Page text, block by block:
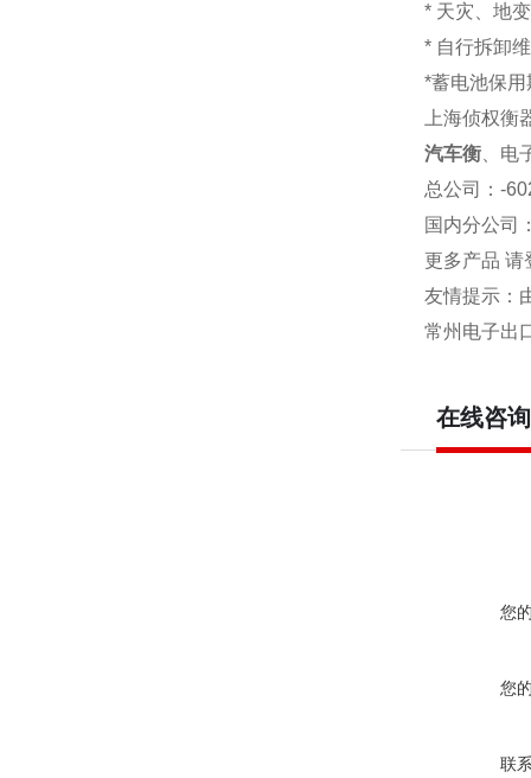
* 天灾、地
* 自行拆卸
*蓄电池保用
上海侦权
汽车衡 、
总公司
：-
国内分公司
更多产品 请
友情提示：
常州电子出
在线咨询
您
您
联